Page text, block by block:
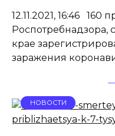
12.11.2021, 16:46
Роспотребнадзора,
крае
заражения
НОВОСТИ